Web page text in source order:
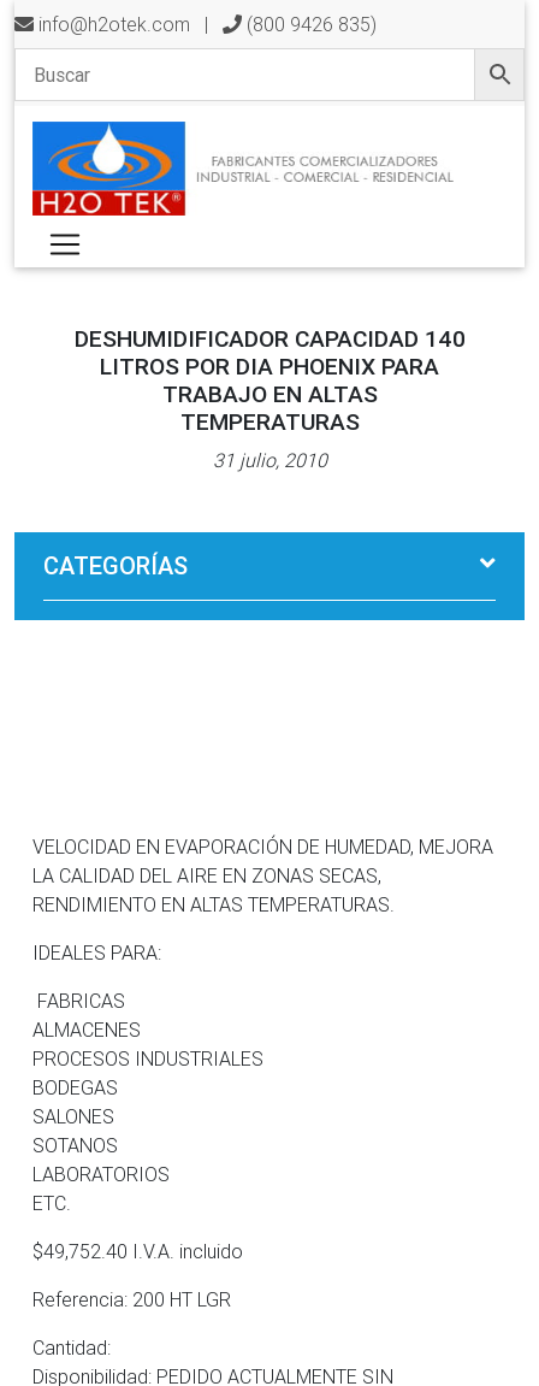
info@h2otek.com | (800 9426 835)
DESHUMIDIFICADOR CAPACIDAD 140
LITROS POR DIA PHOENIX PARA
TRABAJO EN ALTAS
TEMPERATURAS
31 julio, 2010
CATEGORÍAS
VELOCIDAD EN EVAPORACIÓN DE HUMEDAD, MEJORA
LA CALIDAD DEL AIRE EN ZONAS SECAS,
RENDIMIENTO EN ALTAS TEMPERATURAS.
IDEALES PARA:
FABRICAS
ALMACENES
PROCESOS INDUSTRIALES
BODEGAS
SALONES
SOTANOS
LABORATORIOS
ETC.
$49,752.40 I.V.A. incluido
Referencia: 200 HT LGR
Cantidad:
Disponibilidad: PEDIDO ACTUALMENTE SIN